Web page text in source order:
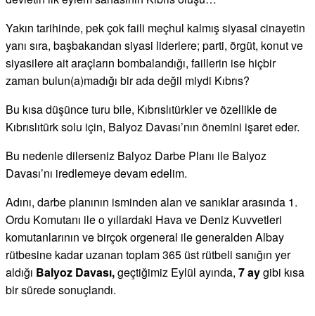
Yakın tarihinde, pek çok faili meçhul kalmış siyasal cinayetin
yanı sıra, başbakandan siyasi liderlere; parti, örgüt, konut ve
siyasilere ait araçların bombalandığı, faillerin ise hiçbir
zaman bulun(a)madığı bir ada değil miydi Kıbrıs?
Bu kısa düşünce turu bile, Kıbrıslıtürkler ve özellikle de
Kıbrıslıtürk solu için, Balyoz Davası’nın önemini işaret eder.
Bu nedenle dilerseniz Balyoz Darbe Planı ile Balyoz
Davası’nı iredlemeye devam edelim.
Adını, darbe planının isminden alan ve sanıklar arasında 1.
Ordu Komutanı ile o yıllardaki Hava ve Deniz Kuvvetleri
komutanlarının ve birçok orgeneral ile generalden Albay
rütbesine kadar uzanan toplam 365 üst rütbeli sanığın yer
aldığı Balyoz Davası,geçtiğimiz Eylül ayında, 7 aygibi kısa
bir sürede sonuçlandı.